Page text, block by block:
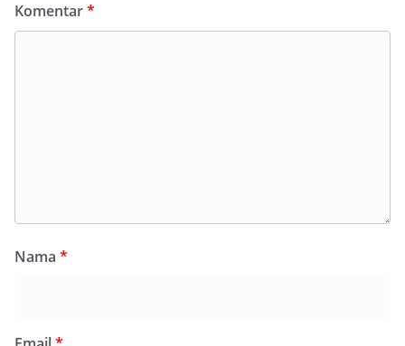
Komentar*
Nama *